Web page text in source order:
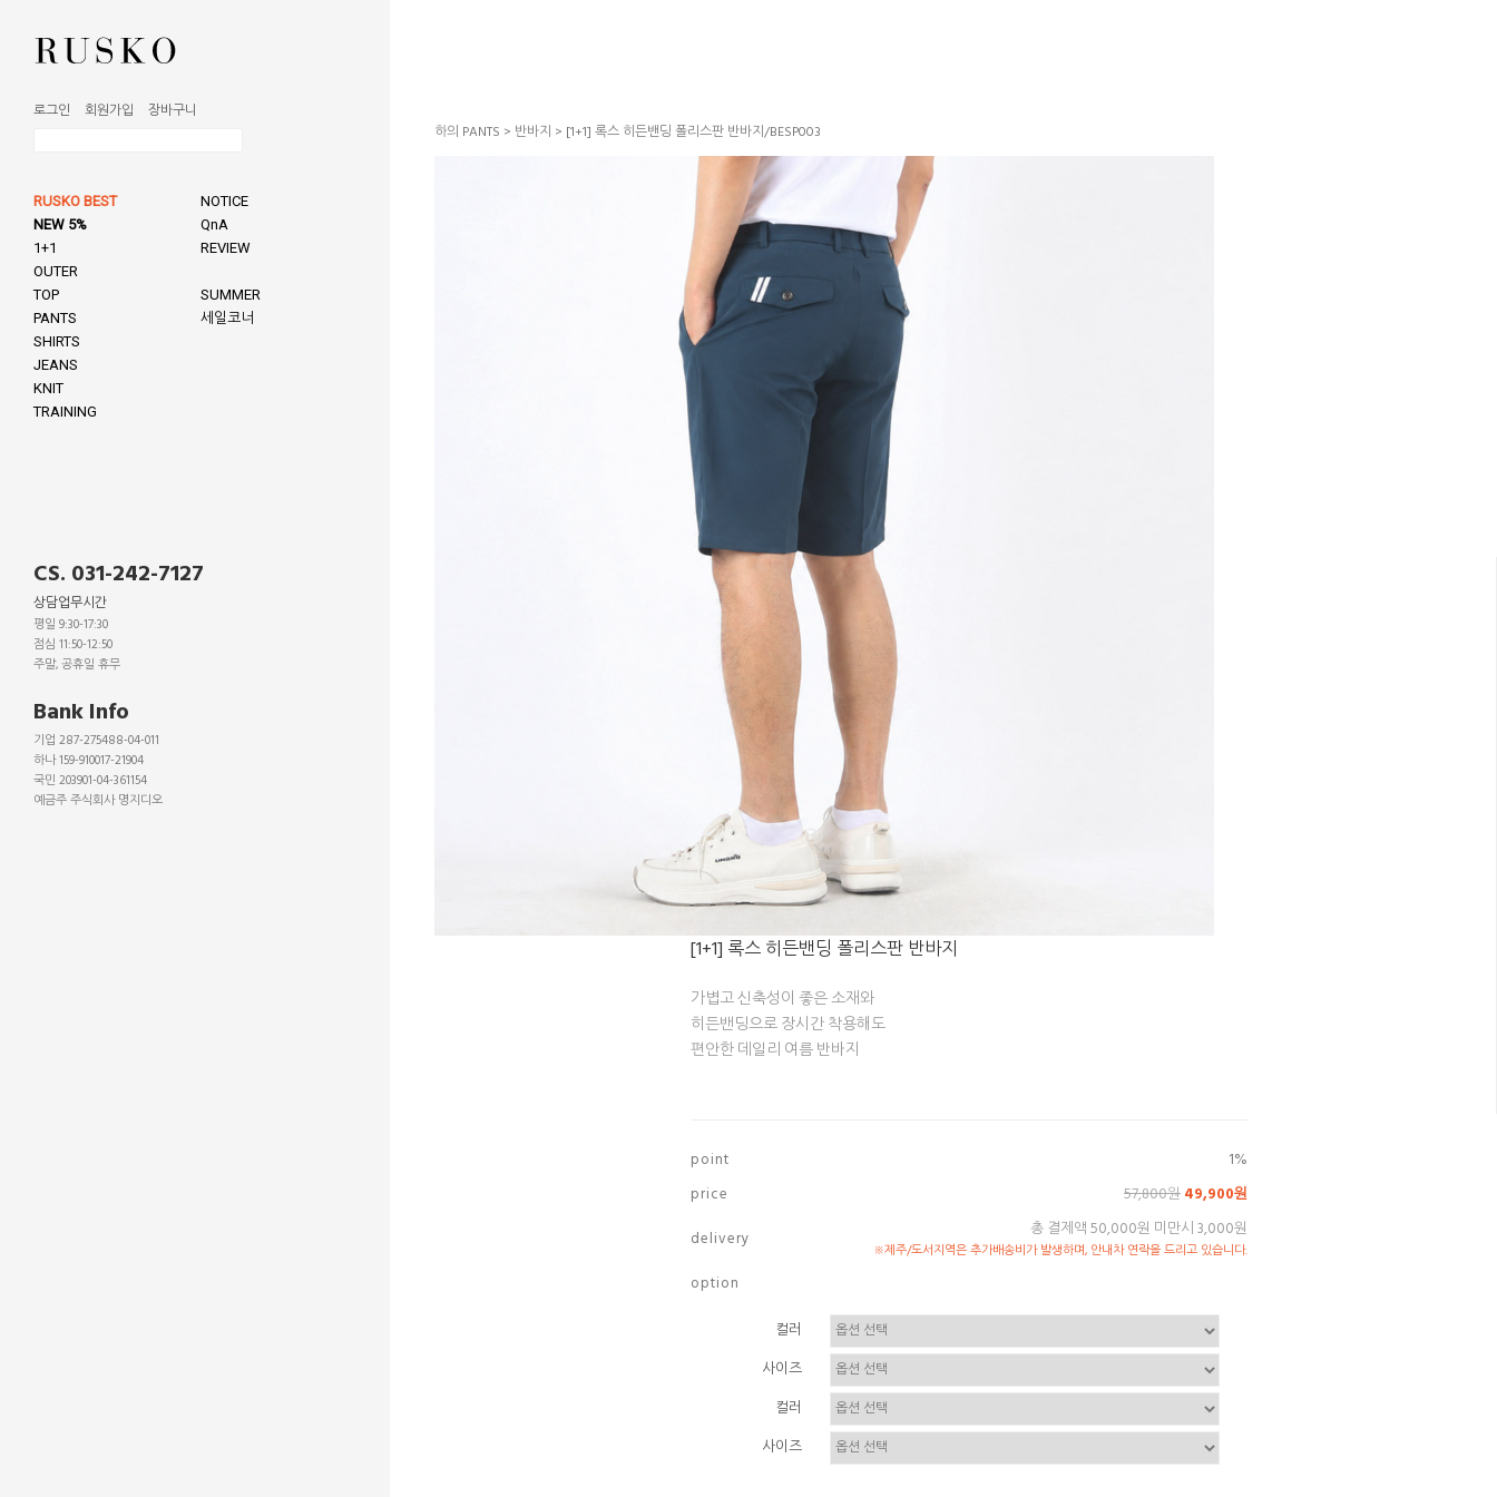
로그인 회원가입 장바구니
RUSKO BEST
NEW 5%
1+1
OUTER
TOP
PANTS
SHIRTS
JEANS
KNIT
TRAINING
NOTICE
QnA
REVIEW
SUMMER
세일코너
CS. 031-242-7127
상담업무시간
평일 9:30-17:30
점심 11:50-12:50
주말, 공휴일 휴무
Bank Info
기업 287-275488-04-011
하나 159-910017-21904
국민 203901-04-361154
예금주 주식회사 명지디오
하의 PANTS > 반바지 > [1+1] 록스 히든밴딩 폴리스판 반바지/BESP003
[1+1] 록스 히든밴딩 폴리스판 반바지
가볍고 신축성이 좋은 소재와
히든밴딩으로 장시간 착용해도
편안한 데일리 여름 반바지
p o i n t
1%
p r i c e
57,800원49,900원
d e l i v e r y
총 결제액 50,000원 미만시 3,000원
※제주/도서지역은 추가배송비가 발생하며, 안내차 연락을 드리고 있습니다.
o p t i o n
컬러
사이즈
컬러
사이즈